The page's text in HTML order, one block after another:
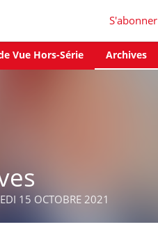
S'abonner
Vue Hors-Série Archives
15 OCTOBRE 2021